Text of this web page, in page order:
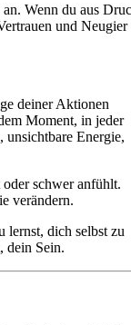
Wenn du aus
und Neugier
deiner Aktionen
Moment, in jeder
unsichtbare Energie,
schwer anfühlt.
verändern.
lernst, dich selbst zu
dein Sein.